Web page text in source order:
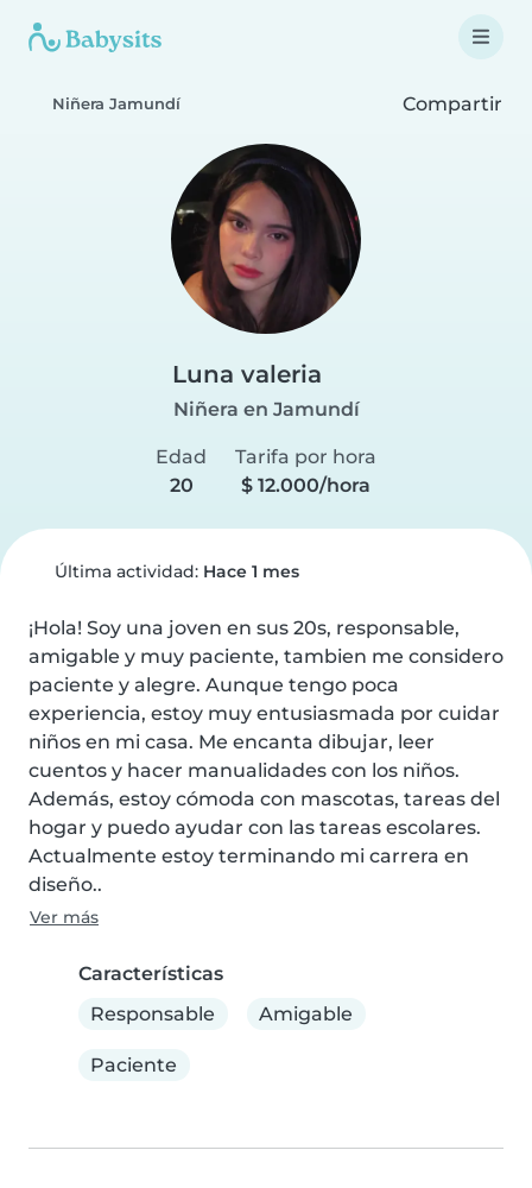
Niñera Jamundí Compartir
Luna valeria
Niñera en Jamundí
Edad
20
Tarifa por hora
$ 12.000/hora
Última actividad: Hace 1 mes
¡Hola! Soy una joven en sus 20s, responsable,
amigable y muy paciente, tambien me considero
paciente y alegre. Aunque tengo poca
experiencia, estoy muy entusiasmada por cuidar
niños en mi casa. Me encanta dibujar, leer
cuentos y hacer manualidades con los niños.
Además, estoy cómoda con mascotas, tareas del
hogar y puedo ayudar con las tareas escolares.
Actualmente estoy terminando mi carrera en
diseño..
Ver más
Características
Responsable
Amigable
Paciente